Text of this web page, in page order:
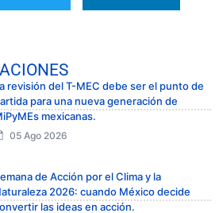
revisión del T-MEC debe ser el punto de
para una nueva generación de
mexicanas.
05 Ago 2026
de Acción por el Clima y la
2026: cuando México decide
las ideas en acción.